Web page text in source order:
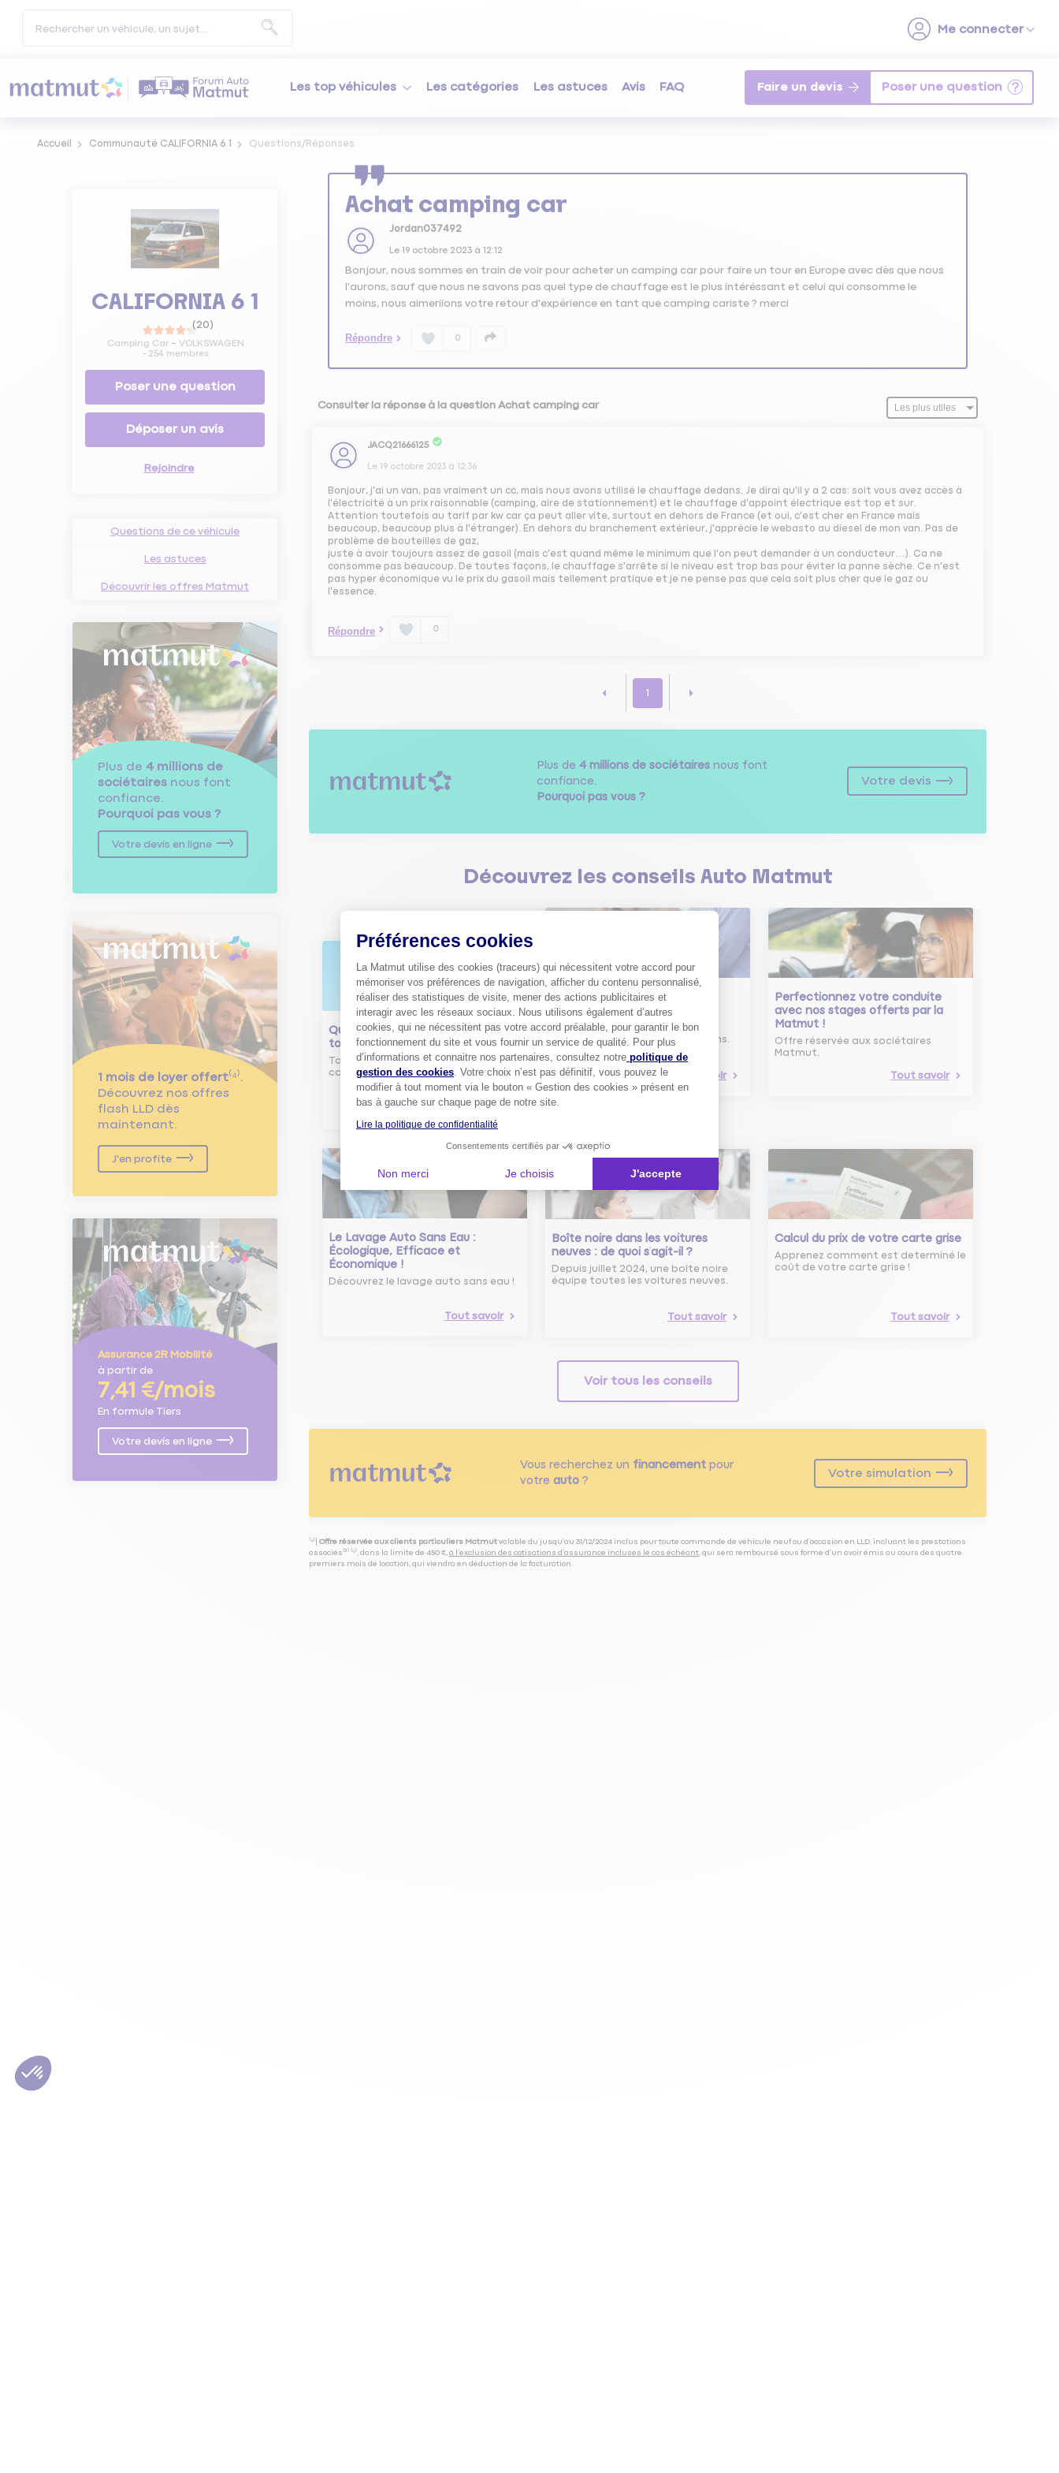
Les top véhicules Les catégories Les astuces Avis FAQ Faire un devis
Accueil Communauté CALIFORNIA 6 1 Questions/Réponses
CALIFORNIA 6 1
(20)
Camping Car
VOLKSWAGEN
- 254 membres
Poser une question
Déposer un avis
Rejoindre
Questions de ce véhicule
Les astuces
Découvrir les offres Matmut
Plus de 4 millions de
sociétaires nous font
confiance.
Pourquoi pas vous ?
Votre devis en ligne
1 mois de loyer offert⁽⁴⁾.
Découvrez nos offres
flash LLD dès
maintenant.
J'en profite
Assurance 2R Mobilité
à partir de
7,41 €/mois
En formule Tiers
Votre devis en ligne
Achat camping car
Jordan037492
Le 19 octobre 2023à 12:12
Bonjour, nous sommes en train de voir pour acheter un camping car pour faire un tour en Europe avec dès que nous
l'aurons, sauf que nous ne savons pas quel type de chauffage est le plus intéréssant et celui qui consomme le
moins, nous aimeriions votre retour d'expérience en tant que camping cariste ? merci
Répondre 0
Consulter la réponse à la question Achat camping car
JACQ21666125
Le 19 octobre 2023 à 12:36
Bonjour, j'ai un van, pas vraiment un cc, mais nous avons utilisé le chauffage dedans. Je dirai qu'il y a 2 cas: soit vous avez accès à
l'électricité à un prix raisonnable (camping, aire de stationnement) et le chauffage d'appoint électrique est top et sur.
Attention toutefois au tarif par kw car ça peut aller vite, surtout en dehors de France (et oui, c'est cher en France mais
beaucoup, beaucoup plus à l'étranger). En dehors du branchement extérieur, j'apprécie le webasto au diesel de mon van. Pas de
problème de bouteilles de gaz,
juste à avoir toujours assez de gasoil (mais c'est quand même le minimum que l'on peut demander à un conducteur…). Ca ne
consomme pas beaucoup. De toutes façons, le chauffage s'arrête si le niveau est trop bas pour éviter la panne sèche. Ce n'est
pas hyper économique vu le prix du gasoil mais tellement pratique et je ne pense pas que cela soit plus cher que le gaz ou
l'essence.
Répondre 0
1
Plus de 4 millions de sociétairesnous font
confiance.
Pourquoi pas vous ?
Votre devis
Découvrez les conseils Auto Matmut
Qu'est-ce que le nouveau radar
tourelle ?
Tout savoir sur le radar tourelle et
comment éviter les infractions.
Tout savoir
Comment bien choisir son
assurance auto ?
Conseils pour choisir la meilleure
assurance auto selon vos besoins.
Tout savoir
Perfectionnez votre conduite
avec nos stages offerts par la
Matmut !
Offre réservée aux sociétaires
Matmut.
Tout savoir
Le Lavage Auto Sans Eau :
Écologique, Efficace et
Économique !
Découvrez le lavage auto sans eau !
Tout savoir
Boîte noire dans les voitures
neuves : de quoi s’agit-il ?
Depuis juillet 2024, une boîte noire
équipe toutes les voitures neuves.
Tout savoir
Calcul du prix de votre carte grise
Apprenez comment est determiné le
coût de votre carte grise !
Tout savoir
Voir tous les conseils
Vous recherchez un financementpour
votre auto?
Votre simulation
⁽⁴⁾| Offre réservée aux clients particuliers Matmut valable du jusqu’au 31/12/2024 inclus pour toute commande de véhicule neuf ou d’occasion en LLD, incluant les prestations
associés⁽³⁾ ⁽⁵⁾, dans la limite de 450 €, à l’exclusion des cotisations d’assurance incluses le cas échéant, qui sera remboursé sous forme d’un avoir émis au cours des quatre
premiers mois de location, qui viendra en déduction de la facturation.
Préférences cookies
La Matmut utilise des cookies (traceurs) qui nécessitent votre accord pour
mémoriser vos préférences de navigation, afficher du contenu personnalisé,
réaliser des statistiques de visite, mener des actions publicitaires et
interagir avec les réseaux sociaux. Nous utilisons également d’autres
cookies, qui ne nécessitent pas votre accord préalable, pour garantir le bon
fonctionnement du site et vous fournir un service de qualité. Pour plus
d’informations et connaitre nos partenaires, consultez notre politique de
gestion des cookies . Votre choix n’est pas définitif, vous pouvez le
modifier à tout moment via le bouton « Gestion des cookies » présent en
bas à gauche sur chaque page de notre site.
Lire la politique de confidentialité
Consentements certifiés par
Non merci Je choisis J'accepte
Axeptio consent